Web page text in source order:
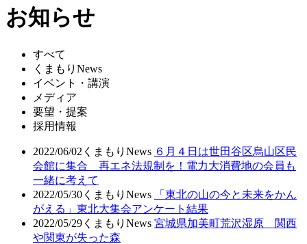
お知らせ
すべて
くまもりNews
イベント・講演
メディア
要望・提案
採用情報
2022/06/02 くまもりNews ６月４日は世田谷区烏山区民
会館に集合 再エネ法規制を！電力大消費地の会員も
一緒に考えて
2022/05/30 くまもりNews
「東北の山の今と未来をかん
がえる」東北大集会アンケート結果
2022/05/29 くまもりNews 宮城県加美町荒沢湿原 関西
や関東が失った森